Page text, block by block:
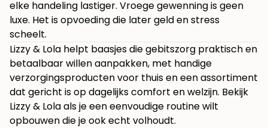
elke handeling lastiger. Vroege gewenning is geen
luxe. Het is opvoeding die later geld en stress
scheelt.
Lizzy & Lola helpt baasjes die gebitszorg praktisch en
betaalbaar willen aanpakken, met handige
verzorgingsproducten voor thuis en een assortiment
dat gericht is op dagelijks comfort en welzijn. Bekijk
Lizzy & Lolaals je een eenvoudige routine wilt
opbouwen die je ook echt volhoudt.